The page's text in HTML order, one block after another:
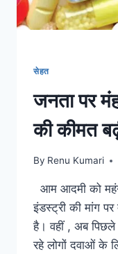
सेहत
जनता पर
की कीमत
By Renu Kumari
आम आदमी को
इंडस्ट्री की मांग
है। वहीं , अब
रहे लोगों दवाओं के